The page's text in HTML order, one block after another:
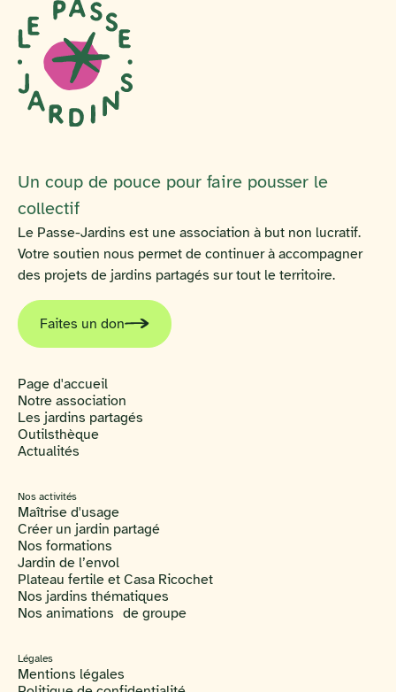
Un coup de pouce pour faire pousser le
collectif
Le Passe-Jardins est une association à but non lucratif.
Votre soutien nous permet de continuer à accompagner
des projets de jardins partagés sur tout le territoire.
Faites un don
Page d'accueil
Notre association
Les jardins partagés
Outilsthèque
Actualités
Nos activités
Maîtrise d'usage
Créer un jardin partagé
Nos formations
Jardin de l’envol
Plateau fertile et Casa Ricochet
Nos jardins thématiques
Nos animations de groupe
Légales
Mentions légales